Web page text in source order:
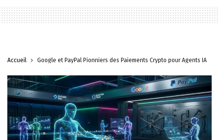
Accueil Google et PayPal Pionniers des Paiements Crypto pour Agents IA